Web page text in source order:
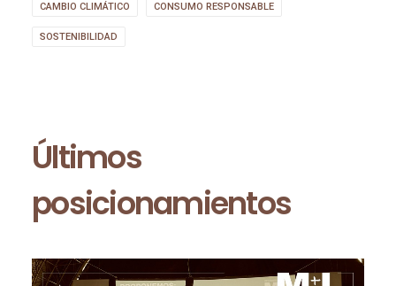
CAMBIO CLIMÁTICO CONSUMO RESPONSABLE
SOSTENIBILIDAD
Últimos
posicionamientos